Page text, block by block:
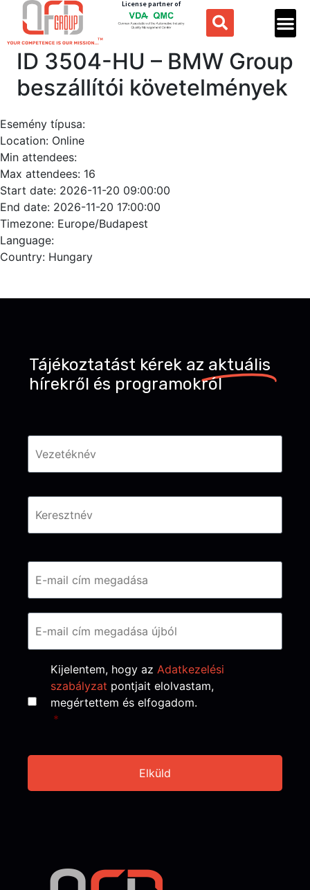
License partner of
ID 3504-HU – BMW Group
beszállítói követelmények
Esemény típusa:
Location: Online
Min attendees:
Max attendees: 16
Start date: 2026-11-20 09:00:00
End date: 2026-11-20 17:00:00
Timezone: Europe/Budapest
Language:
Country: Hungary
Tájékoztatást kérek az aktuális
hírekről és programokról
Név *
Email *
Consent *
Kijelentem, hogy az Adatkezelési
szabályzat pontjait elolvastam,
megértettem és elfogadom.
*